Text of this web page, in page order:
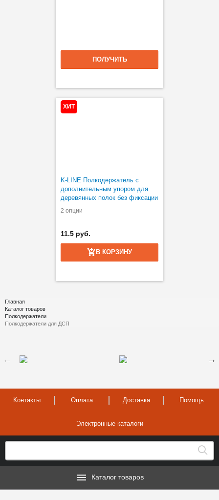
ПОЛУЧИТЬ
ХИТ
K-LINE Полкодержатель с
дополнительным упором для
деревянных полок без фиксации
2 опции
11.5 руб.
В КОРЗИНУ
Главная
Каталог товаров
Полкодержатели
Полкодержатели для ДСП
Контакты Оплата Доставка Помощь
Электронные каталоги
Каталог товаров